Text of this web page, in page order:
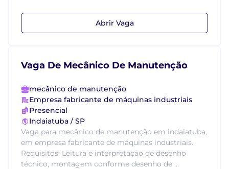
Abrir Vaga
Vaga De Mecânico De Manutenção
mecânico de manutenção
Empresa fabricante de máquinas industriais
Presencial
Indaiatuba / SP
Vaga para mecânico de manutenção em indaiatuba,
em empresa fabricante de máquinas industriais.
Requisitos: Leitura e interpretação de desenho
técnico, montagem conforme desenho de ...